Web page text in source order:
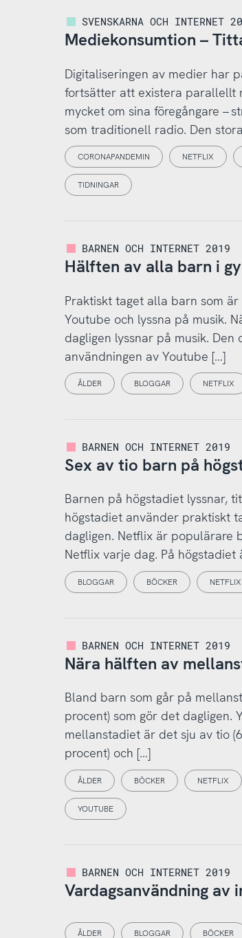
SVENSKARNA OCH INTERNET
Mediekonsumtion –
Digitaliseringen av medier har
fortsätter att existera parallellt
mycket om sina föregångare –
som traditionell radio. Den
CORONAPANDEMIN NETFLIX
TIDNINGAR
BARNEN OCH INTERNET 2019
Hälften av alla barn i
Praktiskt taget alla barn som
Youtube och lyssna på musik.
dagligen lyssnar på musik.
användningen av Youtube […]
ÅLDER BLOGGAR NETFLIX
BARNEN OCH INTERNET 2019
Sex av tio barn på
Barnen på högstadiet lyssnar,
högstadiet använder praktiskt
dagligen. Netflix är populärare
Netflix varje dag. På högstadiet
BLOGGAR BÖCKER NETFLIX
BARNEN OCH INTERNET 2019
Nära hälften av
Bland barn som går på
procent) som gör det dagligen.
mellanstadiet är det sju av tio
procent) och […]
ÅLDER BÖCKER NETFLIX
YOUTUBE
BARNEN OCH INTERNET 2019
Vardagsanvändning av
ÅLDER BLOGGAR BÖCKER